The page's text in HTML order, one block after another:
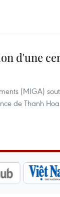
d'une
(MIGA)
de Thanh